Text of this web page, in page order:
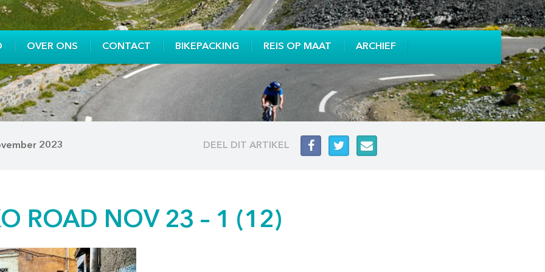
OVER ONS CONTACT BIKEPACKING REIS OP MAAT ARCHIEF
2023 DEEL DIT ARTIKEL
ROAD NOV 23 – 1 (12)